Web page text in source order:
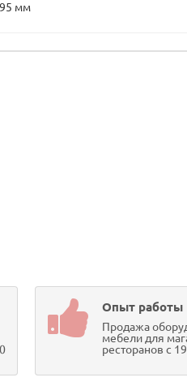
мм
Опыт работы
Продажа
мебели для
ресторанов с